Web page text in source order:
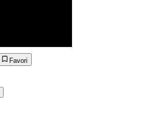
Favori